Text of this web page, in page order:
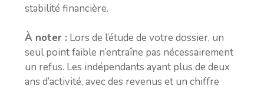
stabilité financière.
À noter : Lors de l’étude de votre dossier, un
seul point faible n’entraîne pas nécessairement
un refus. Les indépendants ayant plus de deux
ans d’activité, avec des revenus et un chiffre